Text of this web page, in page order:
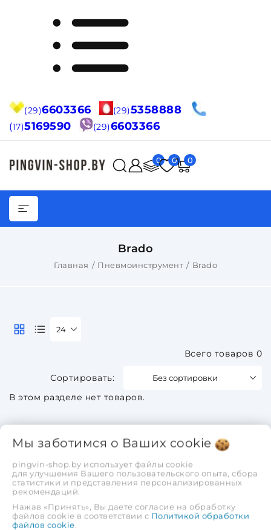
(29)6603366 (29)5358888
(17)5169590 (29)6603366
0 0 0
Brado
Главная Пневмоинструмент Brado
Без сортировки
Всего товаров 0
24
В этом разделе нет товаров.
Мы заботимся о Ваших cookie
pingvin-shop.by использует файлы cookie
для улучшения Вашего пользовательского опыта, сбора
статистики и представления персонализированных
рекомендаций.
Нажав «Принять», Вы даете согласие на обработку
файлов cookie в соответствии с Политикой обработки
файлов cookie